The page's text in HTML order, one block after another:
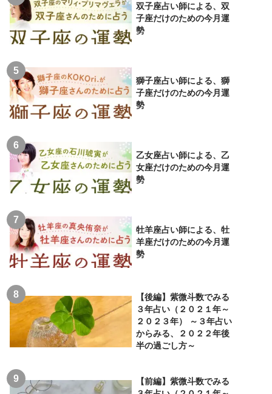
双子座占い師による、双
子座だけのための今月運
勢
獅子座占い師による、獅
子座だけのための今月運
勢
乙女座占い師による、乙
女座だけのための今月運
勢
牡羊座占い師による、牡
羊座だけのための今月運
勢
【後編】紫微斗数でみる
３年占い（２０２１年～
２０２３年） ～３年占い
からみる、２０２２年後
半の過ごし方～
【前編】紫微斗数でみる